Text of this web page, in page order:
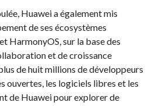
Huawei a également mis
de ses écosystèmes
HarmonyOS, sur la base des
et de croissance
de huit millions de développeurs
ouvertes, les logiciels libres et les
de Huawei pour explorer de